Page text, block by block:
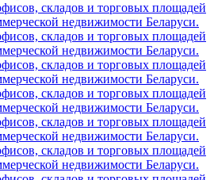
складов и торговых площадей
недвижимости Беларуси.
складов и торговых площадей
недвижимости Беларуси.
складов и торговых площадей
недвижимости Беларуси.
складов и торговых площадей
недвижимости Беларуси.
складов и торговых площадей
недвижимости Беларуси.
складов и торговых площадей
недвижимости Беларуси.